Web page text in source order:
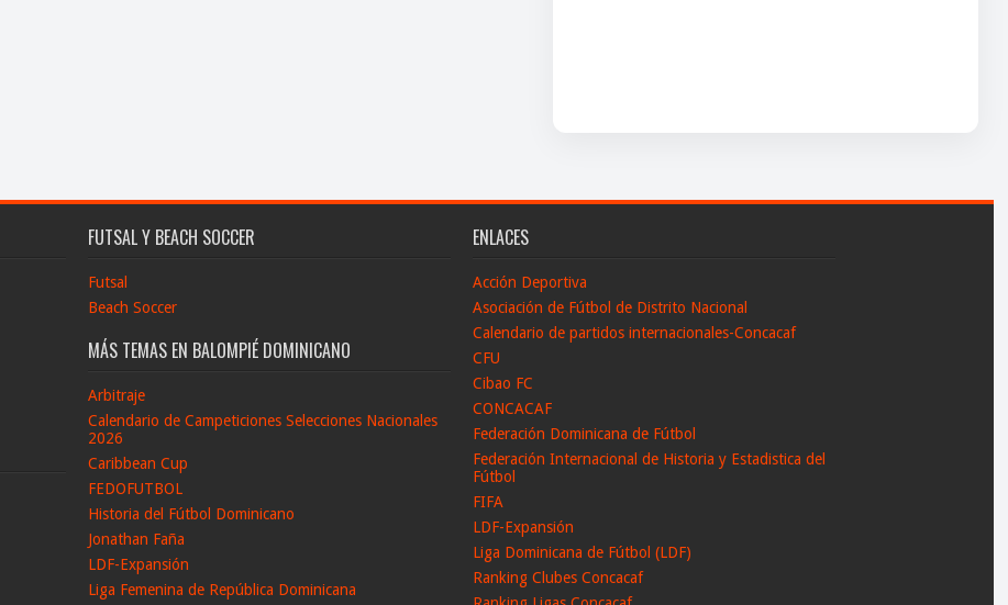
FUTSAL Y BEACH SOCCER
Futsal
Beach Soccer
MÁS TEMAS EN BALOMPIÉ DOMINICANO
Arbitraje
Calendario de Campeticiones Selecciones Nacionales
2026
Caribbean Cup
FEDOFUTBOL
Historia del Fútbol Dominicano
Jonathan Faña
LDF-Expansión
Liga Femenina de República Dominicana
ENLACES
Acción Deportiva
Asociación de Fútbol de Distrito Nacional
Calendario de partidos internacionales-Concacaf
CFU
Cibao FC
CONCACAF
Federación Dominicana de Fútbol
Federación Internacional de Historia y Estadistica del
Fútbol
FIFA
LDF-Expansión
Liga Dominicana de Fútbol (LDF)
Ranking Clubes Concacaf